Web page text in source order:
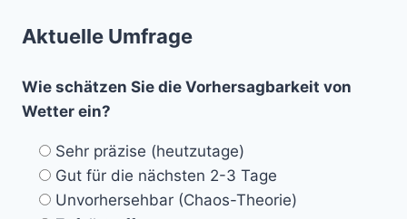
Aktuelle Umfrage
Wie schätzen Sie die Vorhersagbarkeit von
Wetter ein?
Sehr präzise (heutzutage)
Gut für die nächsten 2-3 Tage
Unvorhersehbar (Chaos-Theorie)